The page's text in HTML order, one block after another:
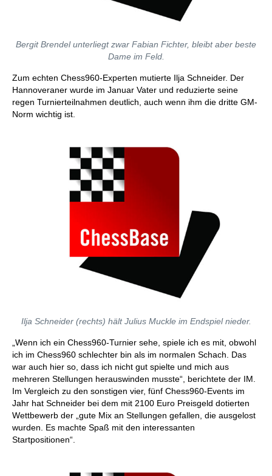
Bergit Brendel unterliegt zwar Fabian Fichter, bleibt aber beste
Dame im Feld.
Zum echten Chess960-Experten mutierte Ilja Schneider. Der
Hannoveraner wurde im Januar Vater und reduzierte seine
regen Turnierteilnahmen deutlich, auch wenn ihm die dritte GM-
Norm wichtig ist.
Ilja Schneider (rechts) hält Julius Muckle im Endspiel nieder.
„Wenn ich ein Chess960-Turnier sehe, spiele ich es mit, obwohl
ich im Chess960 schlechter bin als im normalen Schach. Das
war auch hier so, dass ich nicht gut spielte und mich aus
mehreren Stellungen herauswinden musste“, berichtete der IM.
Im Vergleich zu den sonstigen vier, fünf Chess960-Events im
Jahr hat Schneider bei dem mit 2100 Euro Preisgeld dotierten
Wettbewerb der „gute Mix an Stellungen gefallen, die ausgelost
wurden. Es machte Spaß mit den interessanten
Startpositionen“.